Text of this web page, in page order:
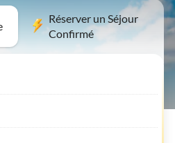
Réserver un Séjour
Confirmé